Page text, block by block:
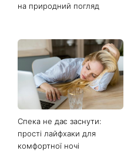
на природний погляд
Спека не дає заснути:
прості лайфхаки для
комфортної ночі